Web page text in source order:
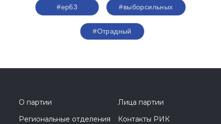
#ер63 #выборсильных
#Отрадный
О партии
Лица партии
Региональные отделения
Контакты РИК